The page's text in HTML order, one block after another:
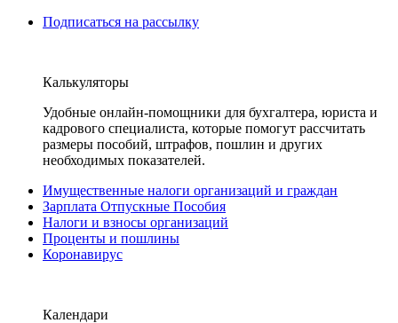
Подписаться на рассылку
Калькуляторы
Удобные онлайн-помощники для бухгалтера, юриста и
кадрового специалиста, которые помогут рассчитать
размеры пособий, штрафов, пошлин и других
необходимых показателей.
Имущественные налоги организаций и граждан
Зарплата Отпускные Пособия
Налоги и взносы организаций
Проценты и пошлины
Коронавирус
Календари